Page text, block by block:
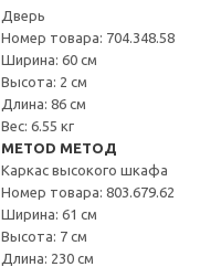
Дверь
Номер товара: 704.348.58
Ширина: 60 см
Высота: 2 см
Длина: 86 см
Вес: 6.55 кг
METOD МЕТОД
Каркас высокого шкафа
Номер товара: 803.679.62
Ширина: 61 см
Высота: 7 см
Длина: 230 см